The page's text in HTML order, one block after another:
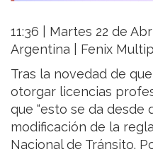
11:36 | Martes 22 de
Argentina | Fenix
Tras la novedad de
otorgar licencias
que “esto se da desde
modificación de la
Nacional de Tránsito.